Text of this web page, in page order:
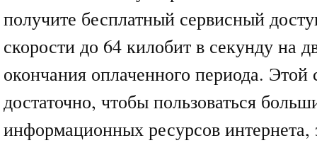
получите бесплатный сервисный
скорости до 64 килобит в секунду на
окончания оплаченного периода. Этой
достаточно, чтобы пользоваться
информационных ресурсов интернета,